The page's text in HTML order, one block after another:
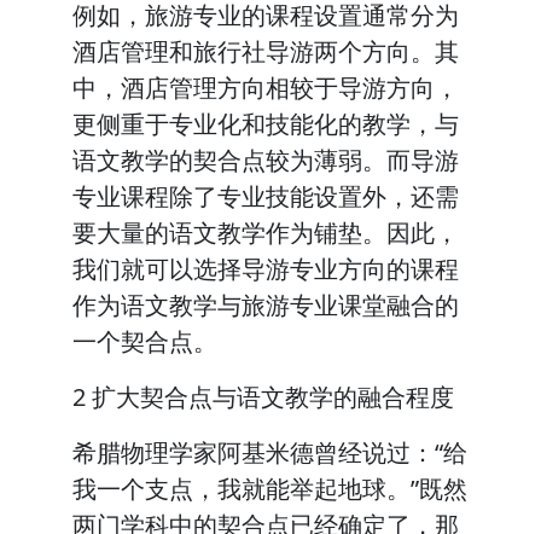
例如，旅游专业的课程设置通常分为
酒店管理和旅行社导游两个方向。其
中，酒店管理方向相较于导游方向，
更侧重于专业化和技能化的教学，与
语文教学的契合点较为薄弱。而导游
专业课程除了专业技能设置外，还需
要大量的语文教学作为铺垫。因此，
我们就可以选择导游专业方向的课程
作为语文教学与旅游专业课堂融合的
一个契合点。
2 扩大契合点与语文教学的融合程度
希腊物理学家阿基米德曾经说过：“给
我一个支点，我就能举起地球。”既然
两门学科中的契合点已经确定了，那